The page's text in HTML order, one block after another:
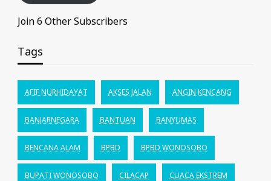
Join 6 Other Subscribers
Tags
AFIF NURHIDAYAT AKSES JALAN ANGIN KENCANG
BANJARNEGARA BANTUAN BANYUMAS
BENCANA ALAM BPBD BPBD WONOSOBO
BUPATI WONOSOBO CILACAP CUACA EKSTREM